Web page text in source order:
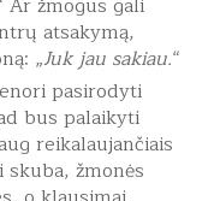
atsakymą,
„Juk jau sakiau.“
pasirodyti
bus palaikyti
reikalaujančiais
žmonės